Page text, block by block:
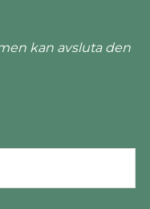
kan avsluta den